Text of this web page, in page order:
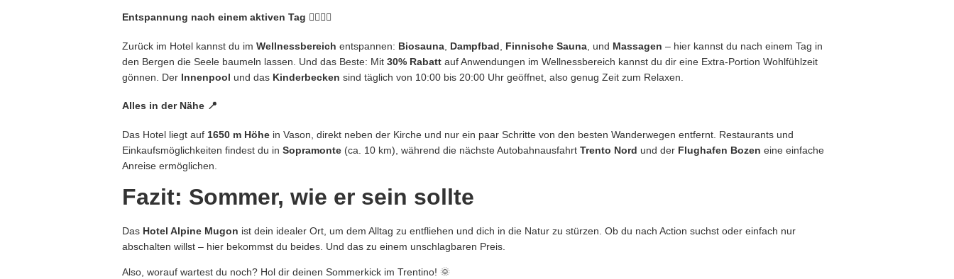
Entspannung nach einem aktiven Tag 🧖‍♀️💆‍♂️
Zurück im Hotel kannst du im Wellnessbereich entspannen: Biosauna Dampfbad Finnische Sauna , und Massagen – hier kannst du nach einem Tag in
den Bergen die Seele baumeln lassen. Und das Beste: Mit 30% Rabatt auf Anwendungen im Wellnessbereich kannst du dir eine Extra-Portion Wohlfühlzeit
gönnen. Der Innenpool und das Kinderbecken sind täglich von 10:00 bis 20:00 Uhr geöffnet, also genug Zeit zum Relaxen.
Alles in der Nähe 📍
Das Hotel liegt auf 1650 m Höhe in Vason, direkt neben der Kirche und nur ein paar Schritte von den besten Wanderwegen entfernt. Restaurants und
Einkaufsmöglichkeiten findest du in Sopramonte (ca. 10 km), während die nächste Autobahnausfahrt Trento Nord und der Flughafen Bozen eine einfache
Anreise ermöglichen.
Fazit: Sommer, wie er sein sollte
Das Hotel Alpine Mugon ist dein idealer Ort, um dem Alltag zu entfliehen und dich in die Natur zu stürzen. Ob du nach Action suchst oder einfach nur
abschalten willst – hier bekommst du beides. Und das zu einem unschlagbaren Preis.
Also, worauf wartest du noch? Hol dir deinen Sommerkick im Trentino! 🌞